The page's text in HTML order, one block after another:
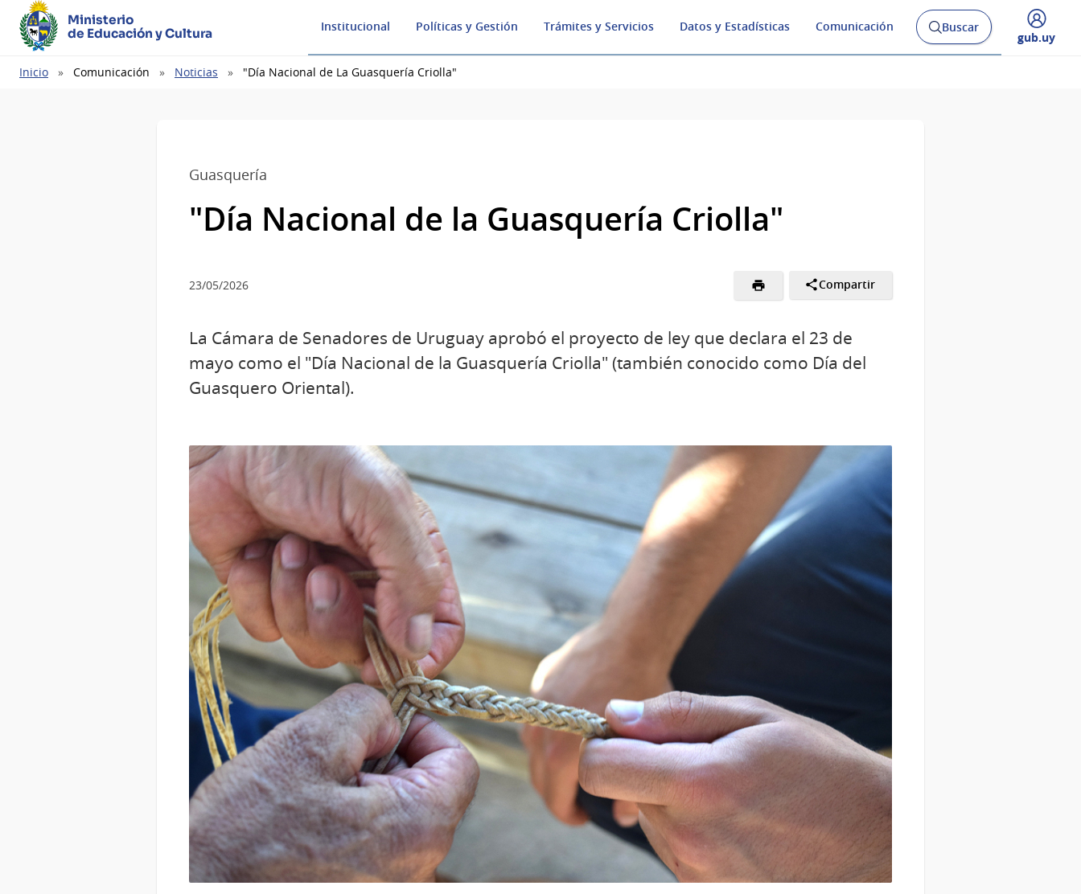
Ministerio
de Educación y Cultura
Institucional Políticas y Gestión Trámites y Servicios Datos y Estadísticas Comunicación
Abrir
buscador
Buscar
Desplegar
gub.uy
Ruta
Inicio Comunicación Noticias "Día Nacional de La Guasquería Criolla"
Guasquería
"Día Nacional de la Guasquería Criolla"
23/05/2026 Compartir
La Cámara de Senadores de Uruguay aprobó el proyecto de ley que declara el 23 de
mayo como el "Día Nacional de la Guasquería Criolla" (también conocido como Día del
Guasquero Oriental).